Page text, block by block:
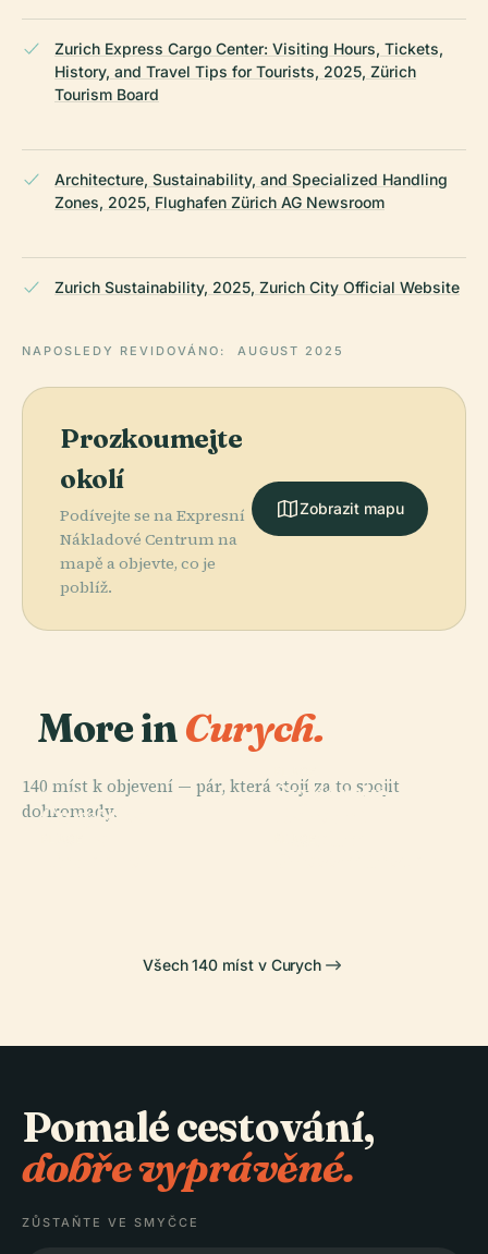
Zurich Express Cargo Center: Visiting Hours, Tickets,
History, and Travel Tips for Tourists, 2025, Zürich
Tourism Board
Architecture, Sustainability, and Specialized Handling
Zones, 2025, Flughafen Zürich AG Newsroom
Zurich Sustainability, 2025, Zurich City Official Website
NAPOSLEDY REVIDOVÁNO: AUGUST 2025
Prozkoumejte
okolí
Podívejte se na Expresní
Nákladové Centrum na
mapě a objevte, co je
poblíž.
Zobrazit mapu
More inCurych.
140 míst k objevení — pár, která stojí za to spojit
dohromady.
PLACE
Curyšská
Švýcarské
Všech 140 míst v Curych
Pomalé cestování,
dobře vyprávěné.
ZŮSTAŇTE VE SMYČCE